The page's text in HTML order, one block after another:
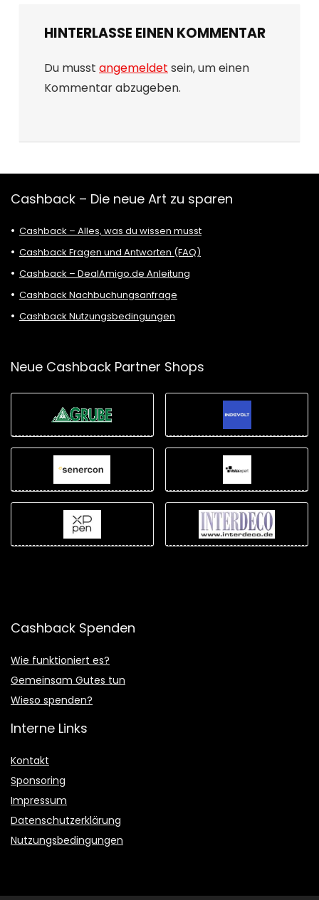
HINTERLASSE EINEN KOMMENTAR
Du musst angemeldet sein, um einen
Kommentar abzugeben.
Cashback – Die neue Art zu sparen
Cashback – Alles, was du wissen musst
Cashback Fragen und Antworten (FAQ)
Cashback – DealAmigo.de Anleitung
Cashback Nachbuchungsanfrage
Cashback Nutzungsbedingungen
Neue Cashback Partner Shops
Cashback Spenden
Wie funktioniert es?
Gemeinsam Gutes tun
Wieso spenden?
Interne Links
Kontakt
Sponsoring
Impressum
Datenschutzerklärung
Nutzungsbedingungen